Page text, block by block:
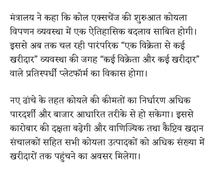
मंत्रालय ने कहा कि कोल एक्सचेंज की शुरुआत कोयला
विपणन व्यवस्था में एक ऐतिहासिक बदलाव साबित होगी।
इससे अब तक चल रही पारंपरिक “एक विक्रेता से कई
खरीदार” व्यवस्था की जगह “कई विक्रेता और कई खरीदार”
वाले प्रतिस्पर्धी प्लेटफॉर्म का विकास होगा।
नए ढांचे के तहत कोयले की कीमतों का निर्धारण अधिक
पारदर्शी और बाजार आधारित तरीके से हो सकेगा। इससे
कारोबार की दक्षता बढ़ेगी और वाणिज्यिक तथा कैप्टिव खदान
संचालकों सहित सभी कोयला उत्पादकों को अधिक संख्या में
खरीदारों तक पहुंचने का अवसर मिलेगा।